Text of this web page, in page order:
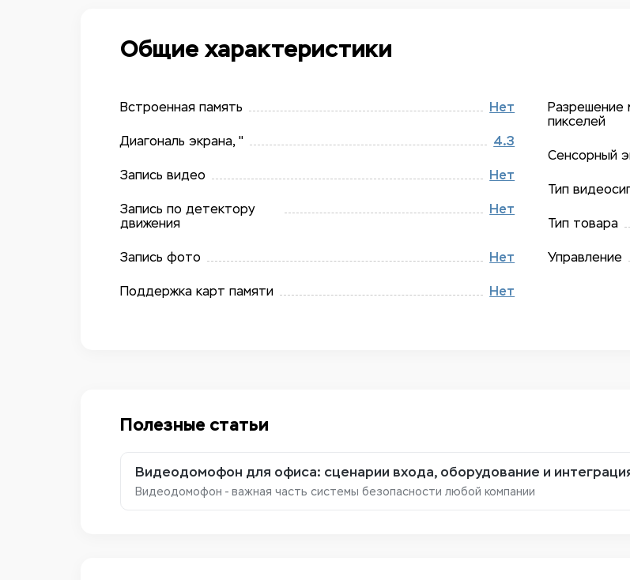
Общие характеристики
Встроенная память Нет
Диагональ экрана, " 4.3
Запись видео Нет
Запись по детектору
движения
Нет
Запись фото Нет
Поддержка карт памяти Нет
Разрешение
пикселей
Сенсорный
Тип
Тип товара
Управление
Полезные статьи
Видеодомофон для офиса: сценарии входа, оборудование и
Видеодомофон - важная часть системы безопасности любой компании